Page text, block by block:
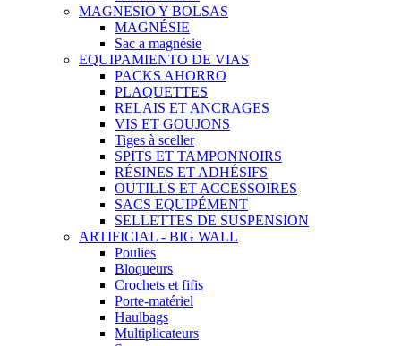
MAGNESIO Y BOLSAS
MAGNÉSIE
Sac a magnésie
EQUIPAMIENTO DE VIAS
PACKS AHORRO
PLAQUETTES
RELAIS ET ANCRAGES
VIS ET GOUJONS
Tiges à sceller
SPITS ET TAMPONNOIRS
RÉSINES ET ADHÉSIFS
OUTILLS ET ACCESSOIRES
SACS EQUIPÉMENT
SELLETTES DE SUSPENSION
ARTIFICIAL - BIG WALL
Poulies
Bloqueurs
Crochets et fifis
Porte-matériel
Haulbags
Multiplicateurs